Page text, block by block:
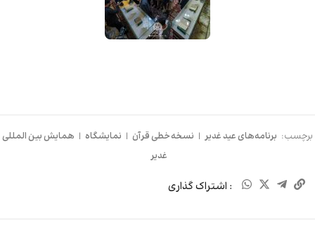
برچسب: برنامه‌های عید غدیر | نسخه خطی قرآن | نمایشگاه | همایش بین المللی
غدیر
: اشتراک گذاری